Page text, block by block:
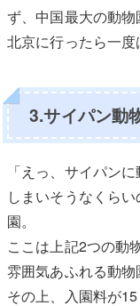
ず、中国最大の動物
北京に行ったら一度
3.サイパン動
「えっ、サイパン
しまいそうなくら
園。
ここは上記2つの動
雰囲気あふれる動物
その上、入園料が